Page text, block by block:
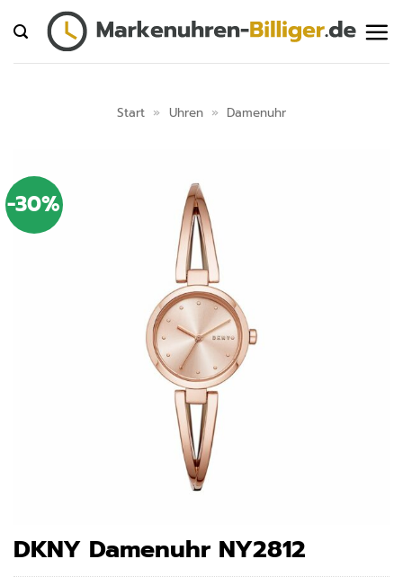
Inhalt
springen
Start » Uhren » Damenuhr
-30%
DKNY Damenuhr NY2812